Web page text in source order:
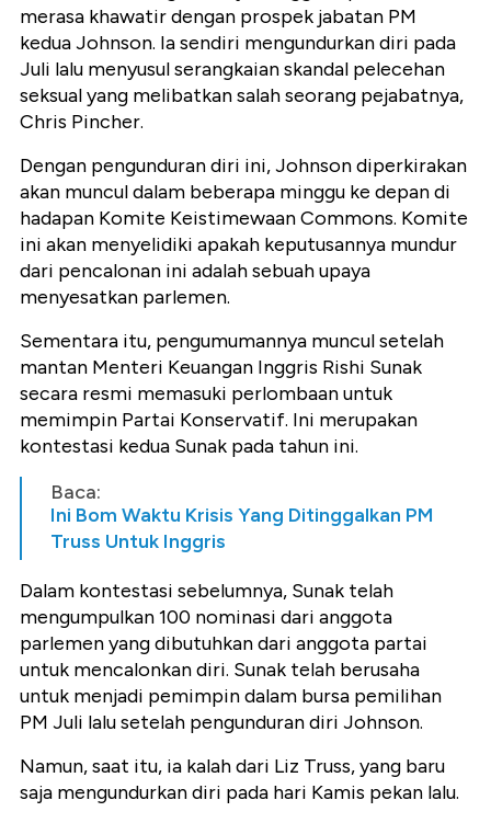
merasa khawatir dengan prospek jabatan PM
kedua Johnson. Ia sendiri mengundurkan diri pada
Juli lalu menyusul serangkaian skandal pelecehan
seksual yang melibatkan salah seorang pejabatnya,
Chris Pincher.
Dengan pengunduran diri ini, Johnson diperkirakan
akan muncul dalam beberapa minggu ke depan di
hadapan Komite Keistimewaan Commons. Komite
ini akan menyelidiki apakah keputusannya mundur
dari pencalonan ini adalah sebuah upaya
menyesatkan parlemen.
Sementara itu, pengumumannya muncul setelah
mantan Menteri Keuangan Inggris Rishi Sunak
secara resmi memasuki perlombaan untuk
memimpin Partai Konservatif. Ini merupakan
kontestasi kedua Sunak pada tahun ini.
Baca:
Ini Bom Waktu Krisis Yang Ditinggalkan PM
Truss Untuk Inggris
Dalam kontestasi sebelumnya, Sunak telah
mengumpulkan 100 nominasi dari anggota
parlemen yang dibutuhkan dari anggota partai
untuk mencalonkan diri. Sunak telah berusaha
untuk menjadi pemimpin dalam bursa pemilihan
PM Juli lalu setelah pengunduran diri Johnson.
Namun, saat itu, ia kalah dari Liz Truss, yang baru
saja mengundurkan diri pada hari Kamis pekan lalu.